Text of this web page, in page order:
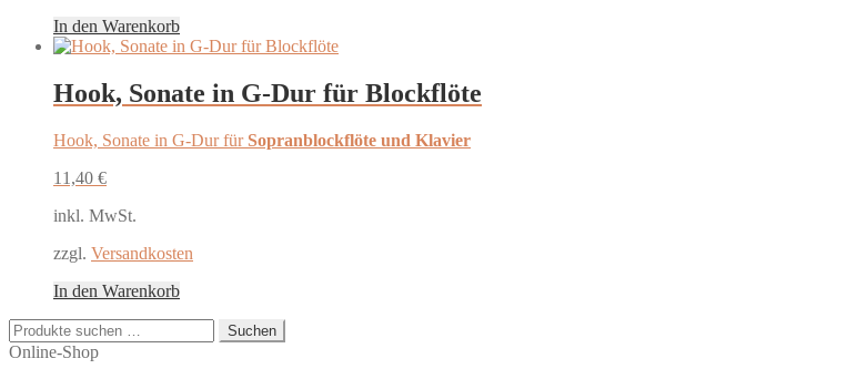
In den Warenkorb
Hook, Sonate in G-Dur für Blockflöte
Hook, Sonate in G-Dur für Sopranblockflöte und Klavier
11,40 €
inkl. MwSt.
zzgl. Versandkosten
In den Warenkorb
Suchen
nach:
Suchen
Online-Shop